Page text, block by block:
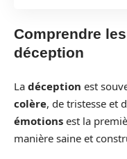
Comprendre
déception
La déception est
colère, de tristesse et
émotions est la
manière saine et